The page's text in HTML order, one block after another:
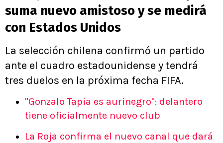
suma nuevo amistoso y se medirá
con Estados Unidos
La selección chilena confirmó un partido
ante el cuadro estadounidense y tendrá
tres duelos en la próxima fecha FIFA.
"Gonzalo Tapia es aurinegro": delantero
tiene oficialmente nuevo club
La Roja confirma el nuevo canal que dará